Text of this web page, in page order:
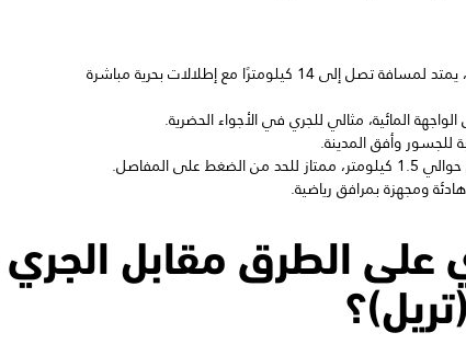
المسار الأطول والأكثر تحدياً، يمتد لمسافة تصل إلى 14 كيلومترًا مع إطلالات بحرية مباشرة
المفاصل.
على الطرق مقابل